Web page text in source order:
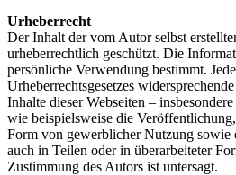
Urheberrecht
Der Inhalt der vom Autor selbst
urheberrechtlich geschützt. Die
persönliche Verwendung bestimmt.
Urheberrechtsgesetzes
Inhalte dieser Webseiten –
wie beispielsweise die
Form von gewerblicher Nutzung sowie
auch in Teilen oder in überarbeiteter
Zustimmung des Autors ist untersagt.